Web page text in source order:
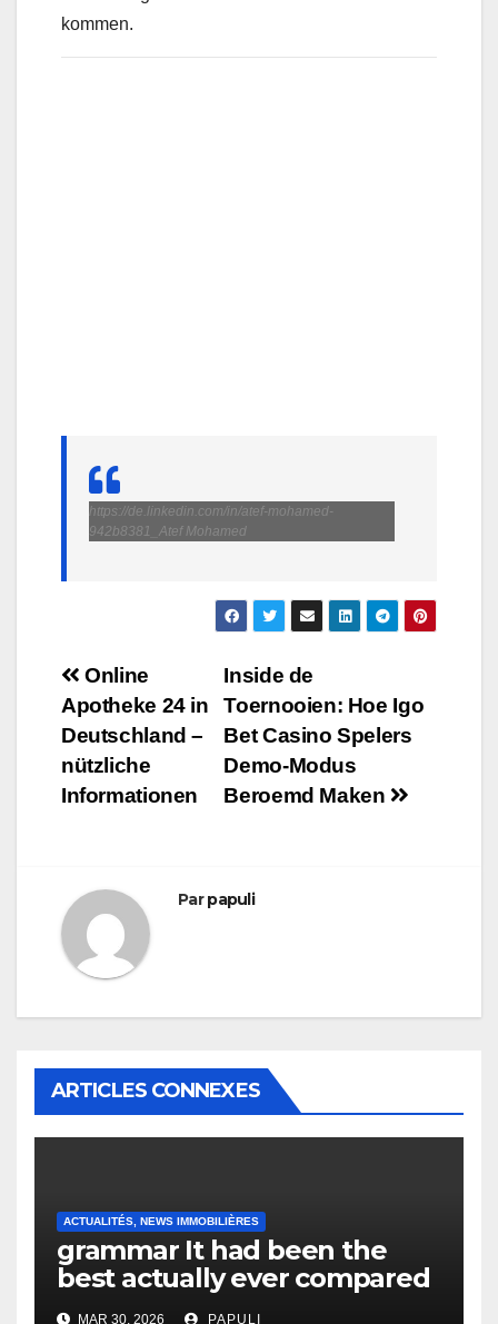
kommen.
https://de.linkedin.com/in/atef-mohamed-
942b8381_Atef Mohamed
Navigation
de
l’article
Inside de
Toernooien: Hoe Igo
Bet Casino Spelers
Demo‑Modus
Beroemd Maken
Online
Apotheke 24 in
Deutschland –
nützliche
Informationen
Parpapuli
ARTICLES CONNEXES
ACTUALITÉS, NEWS IMMOBILIÈRES
grammar It had been the
best actually ever compared
to it’s the top actually?
MAR 30, 2026 PAPULI